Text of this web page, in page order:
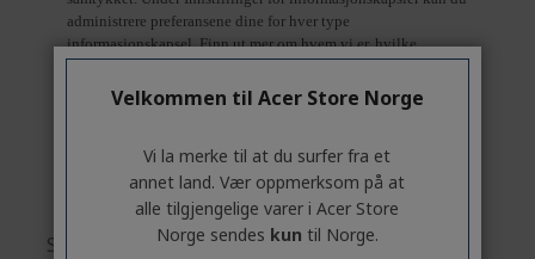
Spesifikasjoner
Velkommen til Acer Store Norge
Vi la merke til at du surfer fra et
annet land. Vær oppmerksom på at
alle tilgjengelige varer i Acer Store
Norge sendes kun til Norge.